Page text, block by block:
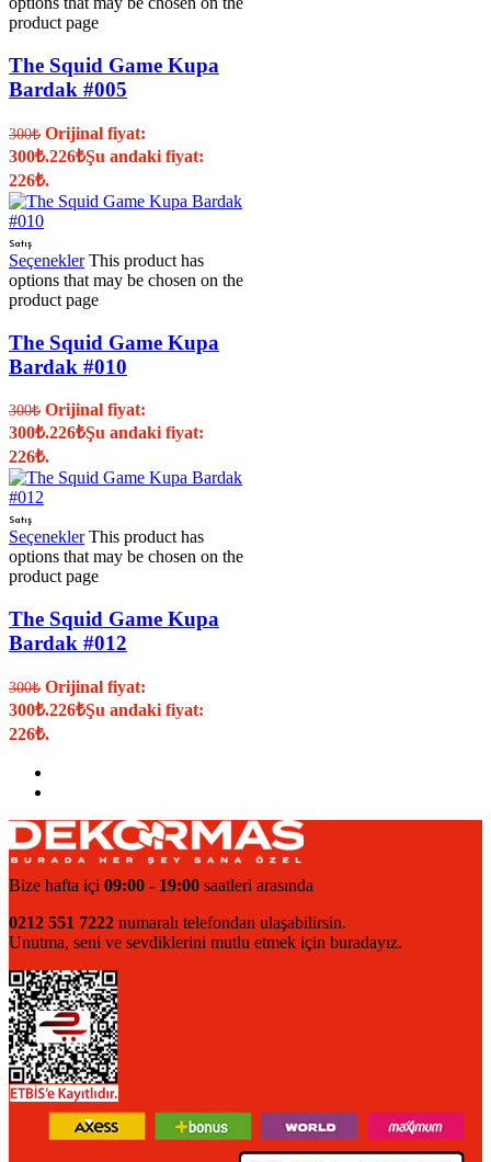
product page
The Squid Game Kupa
Bardak #005
300₺ Orijinal fiyat:
300₺.226₺Şu andaki fiyat:
226₺.
Satış
Seçenekler This product has
options that may be chosen on the
product page
The Squid Game Kupa
Bardak #010
300₺ Orijinal fiyat:
300₺.226₺Şu andaki fiyat:
226₺.
Satış
Seçenekler This product has
options that may be chosen on the
product page
The Squid Game Kupa
Bardak #012
300₺ Orijinal fiyat:
300₺.226₺Şu andaki fiyat:
226₺.
Bize hafta içi 09:00 - 19:00 saatleri arasında
0212 551 7222 numaralı telefondan ulaşabilirsin.
Unutma, seni ve sevdiklerini mutlu etmek için buradayız.